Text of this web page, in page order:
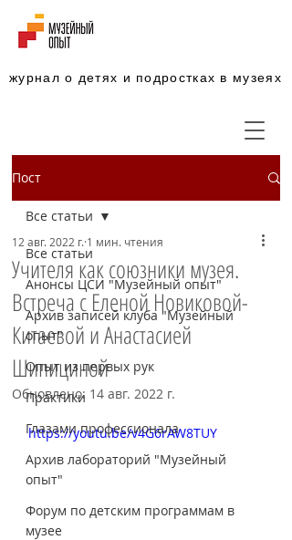
журнал о детях и подростках в музеях
Пост
Все статьи
Анонсы ЦСИ "Музейный опыт"
Архив записей клуба "Музейный
опыт"
Опыт из первых рук
Практики
Глазами профессионала
Архив лабораторий "Музейный
опыт"
Форум по детским программам в
музее
Все статьи
Учителя как союзники музея.
Встреча с Еленой Новиковой-
Китаевой и Анастасией
Шипициной
12 авг. 2022 г. 1 мин. чтения
Обновлено: 14 авг. 2022 г.
https://youtu.be/v4G6rAW8TUY